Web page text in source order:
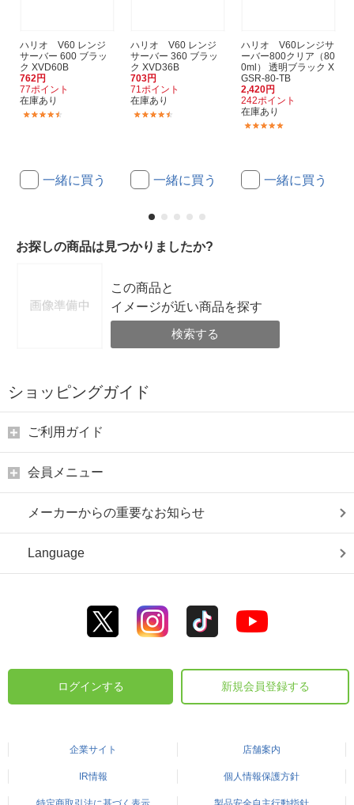
ハリオ V60 レンジ
サーバー 600 ブラッ
ク XVD60B
762円
77ポイント
在庫あり
一緒に買う
ハリオ V60 レンジ
サーバー 360 ブラッ
ク XVD36B
703円
71ポイント
在庫あり
一緒に買う
ハリオ V60レンジサ
ーバー800クリア（80
0ml） 透明ブラック X
GSR-80-TB
2,420円
242ポイント
在庫あり
一緒に買う
お探しの商品は見つかりましたか?
この商品と
イメージが近い商品を探す
検索する
ショッピングガイド
ご利用ガイド
会員メニュー
メーカーからの重要なお知らせ
Language
ログインする 新規会員登録する
企業サイト 店舗案内
IR情報 個人情報保護方針